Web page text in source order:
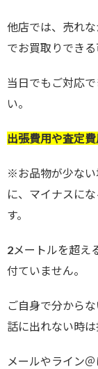
他店では、売れ
でお買取りできる
当日でもご対応
い。
出張費用や査定費
※お品物が少ない
に、マイナスに
す。
2メートルを超え
付ていません。
ご自身で分から
話に出れない時は
メールやライン